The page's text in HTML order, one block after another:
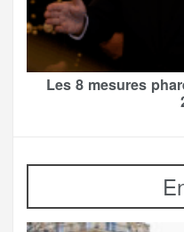
Les 8 mesures